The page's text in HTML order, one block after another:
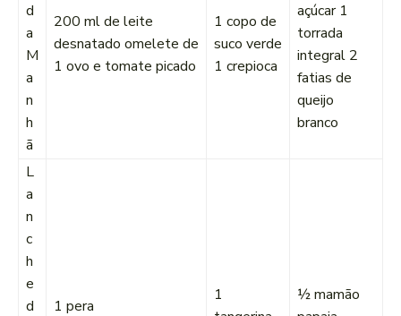
d
a
M
a
n
h
ã
200 ml de leite
desnatado omelete de
1 ovo e tomate picado
1 copo de
suco verde
1 crepioca
açúcar 1
torrada
integral 2
fatias de
queijo
branco
L
a
n
c
h
e
d
1 pera
1
½ mamão